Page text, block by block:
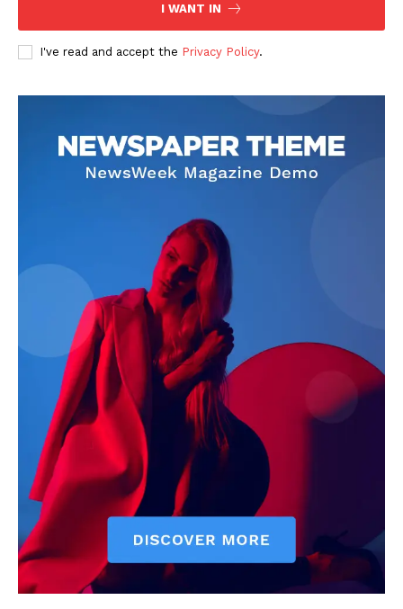
I WANT IN
I've read and accept the Privacy Policy.